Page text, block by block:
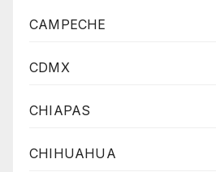
CAMPECHE
CDMX
CHIAPAS
CHIHUAHUA